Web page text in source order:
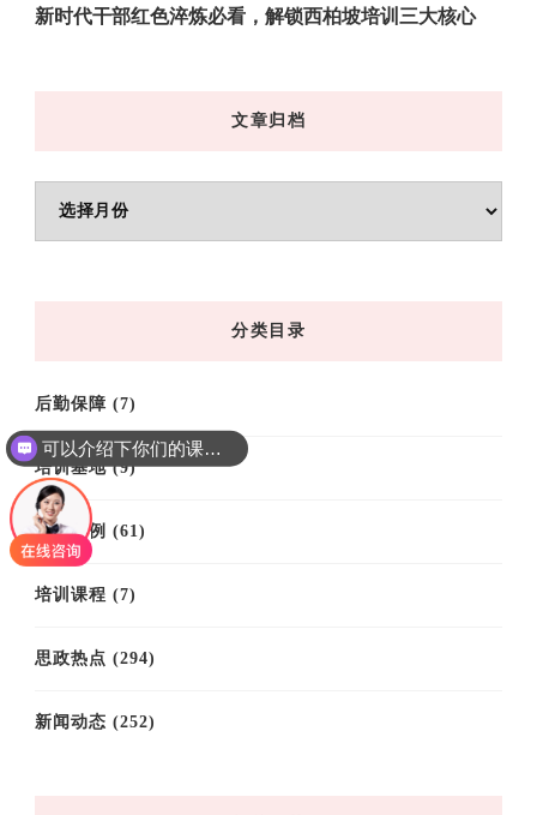
新时代干部红色淬炼必看，解锁西柏坡培训三大核心
文章归档
章
分类目录
后勤保障 (7)
培训基地(9)
培训案例 (61)
培训课程 (7)
思政热点 (294)
新闻动态 (252)
可以介绍下你们的课程吗？